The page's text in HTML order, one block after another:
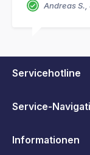
Andreas S.,
Servicehotline
Service-
Informationen